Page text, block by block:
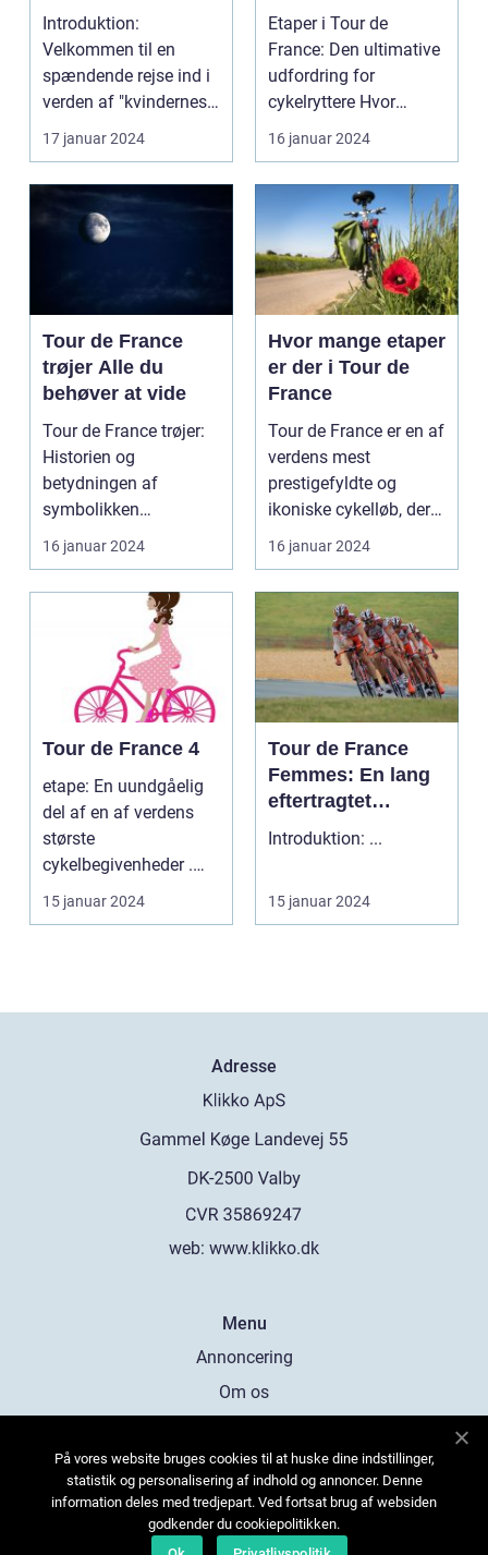
Kamp for
Ligestilling på
Cykelscenen
Introduktion:
Velkommen til en
spændende rejse ind i
verden af "kvindernes
Tour de France". Dette
er...
17 januar 2024
analyse af
historien og
betydningen af
etaper i det mest
prestigefyldte
cykelløb
Etaper i Tour de
France: Den ultimative
udfordring for
cykelryttere Hvor
mange kilometer skal
man c...
16 januar 2024
Tour de France
trøjer Alle du
behøver at vide
Tour de France trøjer:
Historien og
betydningen af
symbolikken
Introduktion til Tour de
France trø...
16 januar 2024
Hvor mange etaper
er der i Tour de
France
Tour de France er en af
verdens mest
prestigefyldte og
ikoniske cykelløb, der
afholdes hvert år i ju...
16 januar 2024
Tour de France 4
etape: En uundgåelig
del af en af verdens
største
cykelbegivenheder .
etape: En uundgåelig
del af ...
15 januar 2024
Tour de France
Femmes: En lang
eftertragtet
kvindelig udgave
Introduktion: ...
15 januar 2024
Adresse
web: www.klikko.dk
Menu
Annoncering
Om os
Kontakt os
Sitemap
På vores website bruges cookies til at huske dine indstillinger,
statistik og personalisering af indhold og annoncer. Denne
information deles med tredjepart. Ved fortsat brug af websiden
godkender du cookiepolitikken.